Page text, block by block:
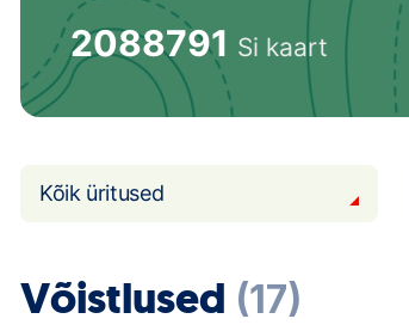
2088791 Si kaart
Kõik üritused
Võistlused (17)